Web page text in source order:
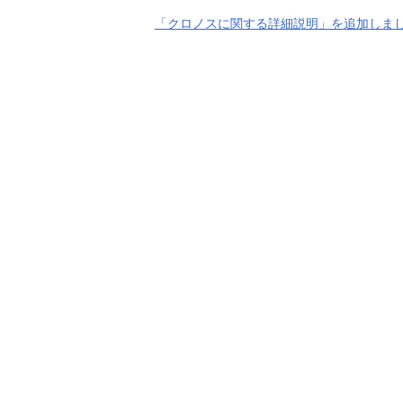
「クロノスに関する詳細説明」を追加しま